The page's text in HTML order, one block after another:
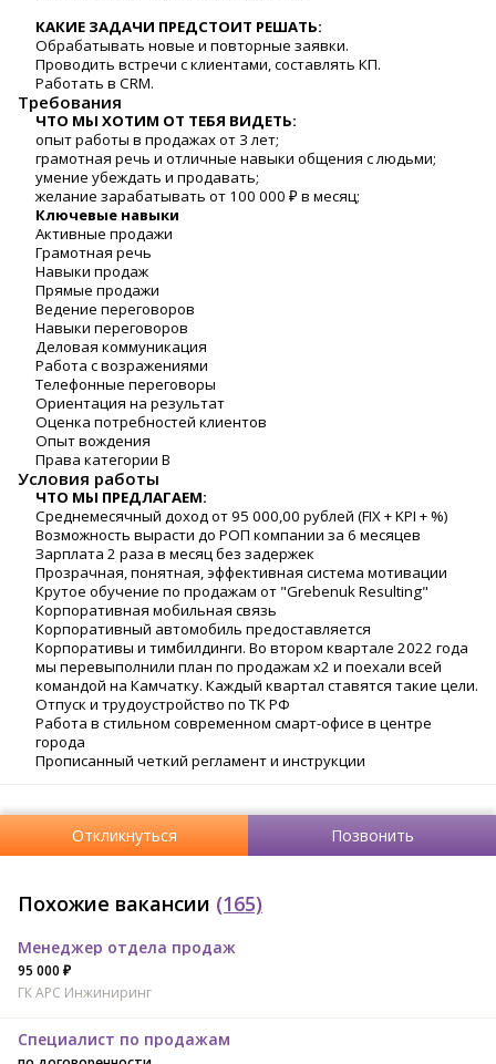
КАКИЕ ЗАДАЧИ ПРЕДСТОИТ РЕШАТЬ:
Обрабатывать новые и повторные заявки.
Проводить встречи с клиентами, составлять КП.
Работать в CRM.
Требования
ЧТО МЫ ХОТИМ ОТ ТЕБЯ ВИДЕТЬ:
опыт работы в продажах от 3 лет;
грамотная речь и отличные навыки общения с людьми;
умение убеждать и продавать;
желание зарабатывать от 100 000 ₽ в месяц;
Ключевые навыки
Активные продажи
Грамотная речь
Навыки продаж
Прямые продажи
Ведение переговоров
Навыки переговоров
Деловая коммуникация
Работа с возражениями
Телефонные переговоры
Ориентация на результат
Оценка потребностей клиентов
Опыт вождения
Права категории B
Условия работы
ЧТО МЫ ПРЕДЛАГАЕМ:
Среднемесячный доход от 95 000,00 рублей (FIX + KPI + %)
Возможность вырасти до РОП компании за 6 месяцев
Зарплата 2 раза в месяц без задержек
Прозрачная, понятная, эффективная система мотивации
Крутое обучение по продажам от "Grebenuk Resulting"
Корпоративная мобильная связь
Корпоративный автомобиль предоставляется
Корпоративы и тимбилдинги. Во втором квартале 2022 года
мы перевыполнили план по продажам х2 и поехали всей
командой на Камчатку. Каждый квартал ставятся такие цели.
Отпуск и трудоустройство по ТК РФ
Работа в стильном современном смарт-офисе в центре
города
Прописанный четкий регламент и инструкции
Откликнуться Позвонить
Похожие вакансии (165)
Менеджер отдела продаж
95 000 ₽
ГК АРС Инжиниринг
Специалист по продажам